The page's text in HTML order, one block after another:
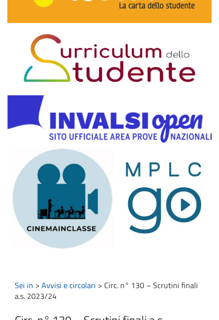
Sei in > Avvisi e circolari > Circ. n° 130 – Scrutini finali
a.s. 2023/24